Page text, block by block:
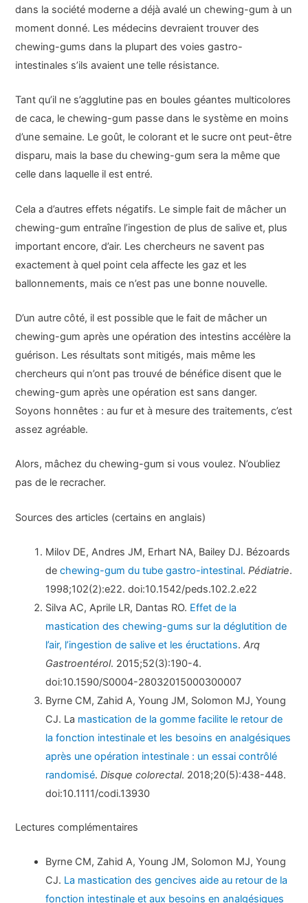
dans la société moderne a déjà avalé un chewing-gum à un
moment donné. Les médecins devraient trouver des
chewing-gums dans la plupart des voies gastro-
intestinales s’ils avaient une telle résistance.
Tant qu’il ne s’agglutine pas en boules géantes multicolores
de caca, le chewing-gum passe dans le système en moins
d’une semaine. Le goût, le colorant et le sucre ont peut-être
disparu, mais la base du chewing-gum sera la même que
celle dans laquelle il est entré.
Cela a d’autres effets négatifs. Le simple fait de mâcher un
chewing-gum entraîne l’ingestion de plus de salive et, plus
important encore, d’air. Les chercheurs ne savent pas
exactement à quel point cela affecte les gaz et les
ballonnements, mais ce n’est pas une bonne nouvelle.
D’un autre côté, il est possible que le fait de mâcher un
chewing-gum après une opération des intestins accélère la
guérison. Les résultats sont mitigés, mais même les
chercheurs qui n’ont pas trouvé de bénéfice disent que le
chewing-gum après une opération est sans danger.
Soyons honnêtes : au fur et à mesure des traitements, c’est
assez agréable.
Alors, mâchez du chewing-gum si vous voulez. N’oubliez
pas de le recracher.
Sources des articles (certains en anglais)
Milov DE, Andres JM, Erhart NA, Bailey DJ. Bézoards
dechewing-gum du tube gastro-intestinal.Pédiatrie.
1998;102(2):e22. doi:10.1542/peds.102.2.e22
Silva AC, Aprile LR, Dantas RO. Effet de la
mastication des chewing-gums sur la déglutition de
l’air, l’ingestion de salive et les éructations.Arq
Gastroentérol. 2015;52(3):190-4.
doi:10.1590/S0004-28032015000300007
Byrne CM, Zahid A, Young JM, Solomon MJ, Young
CJ. La mastication de la gomme facilite le retour de
la fonction intestinale et les besoins en analgésiques
après une opération intestinale : un essai contrôlé
randomisé.Disque colorectal. 2018;20(5):438-448.
doi:10.1111/codi.13930
Lectures complémentaires
Byrne CM, Zahid A, Young JM, Solomon MJ, Young
CJ. La mastication des gencives aide au retour de la
fonction intestinale et aux besoins en analgésiques